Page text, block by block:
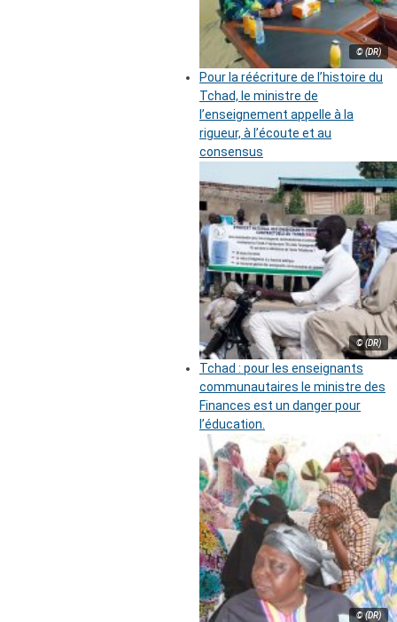
© (DR)
Pour la réécriture de l’histoire du
Tchad, le ministre de
l’enseignement appelle à la
rigueur, à l’écoute et au
consensus
© (DR)
Tchad : pour les enseignants
communautaires le ministre des
Finances est un danger pour
l’éducation.
© (DR)